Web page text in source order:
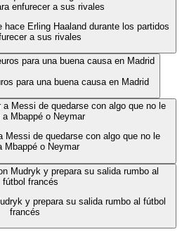
hace Erling Haaland durante los partidos
a sus rivales
para una buena causa en Madrid
Messi de quedarse con algo que no le
Mbappé o Neymar
y prepara su salida rumbo al fútbol
francés